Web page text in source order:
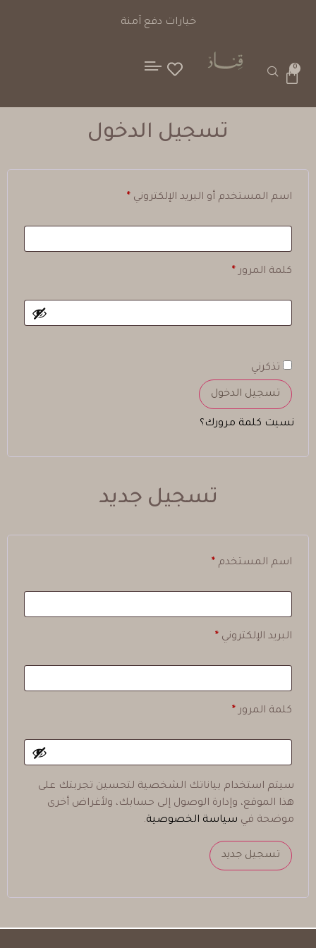
خيارات دفع آمنة
0
تسجيل الدخول
اسم المستخدم أو البريد الإلكتروني *
كلمة المرور *
تذكرني
تسجيل الدخول
نسيت كلمة مرورك؟
تسجيل جديد
اسم المستخدم *
البريد الإلكتروني *
كلمة المرور *
سيتم استخدام بياناتك الشخصية لتحسين تجربتك على
هذا الموقع، وإدارة الوصول إلى حسابك، ولأغراض أخرى
موضحة في سياسة الخصوصية.
تسجيل جديد